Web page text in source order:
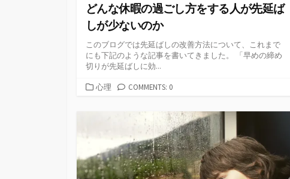
どんな休暇の過ごし方をする人が先延ば
しが少ないのか
このブログでは先延ばしの改善方法について、これまで
にも下記のような記事を書いてきました。 「早めの締め
切りが先延ばしに効...
カ心理 COMMENTS: 0